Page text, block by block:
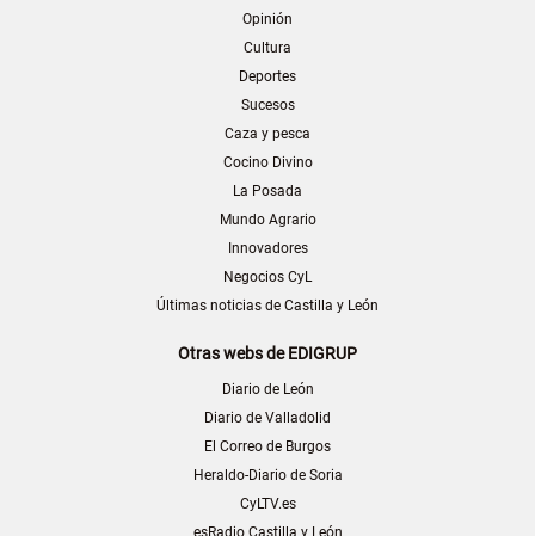
Opinión
Cultura
Deportes
Sucesos
Caza y pesca
Cocino Divino
La Posada
Mundo Agrario
Innovadores
Negocios CyL
Últimas noticias de Castilla y León
Otras webs de EDIGRUP
Diario de León
Diario de Valladolid
El Correo de Burgos
Heraldo-Diario de Soria
CyLTV.es
esRadio Castilla y León